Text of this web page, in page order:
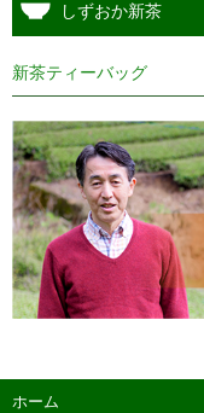
しずおか新茶
新茶ティーバッグ
ホーム